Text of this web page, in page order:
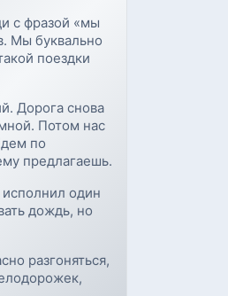
с фразой «мы
Мы буквально
поездки
Дорога снова
Потом нас
по
предлагаешь.
один
дождь, но
разгоняться,